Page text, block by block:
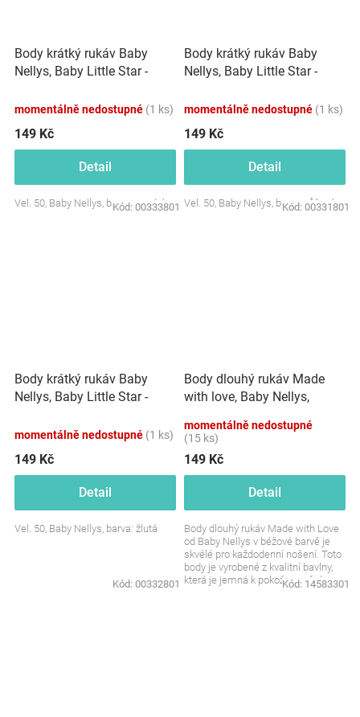
Body krátký rukáv Baby
Nellys, Baby Little Star -
momentálně nedostupné (1 ks)
149 Kč
Detail
Vel. 50, Baby Nellys, barva: modrá
Kód: 00333801
Body krátký rukáv Baby
Nellys, Baby Little Star -
momentálně nedostupné (1 ks)
149 Kč
Detail
Vel. 50, Baby Nellys, barva: růžová
Kód: 00331801
Body krátký rukáv Baby
Nellys, Baby Little Star -
momentálně nedostupné (1 ks)
149 Kč
Detail
Vel. 50, Baby Nellys, barva: žlutá
Kód: 00332801
Body dlouhý rukáv Made
with love, Baby Nellys,
momentálně nedostupné
(15 ks)
149 Kč
Detail
Body dlouhý rukáv Made with Love
od Baby Nellys v béžové barvě je
skvélé pro každodenní nošení. Toto
body je vyrobené z kvalitní bavlny,
která je jemná k pokožce vašeho
Kód: 14583301